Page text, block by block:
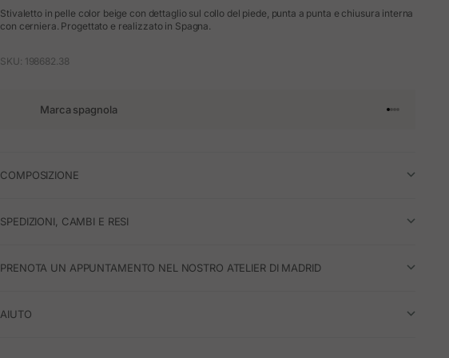
Stivaletto in pelle color beige con dettaglio sul collo del piede, punta a punta e chiusura interna
con cerniera. Progettato e realizzato in Spagna.
SKU: 198682.38
Marca spagnola Vai
Vai
Vai
Vai
COMPOSIZIONE
SPEDIZIONI, CAMBI E RESI
PRENOTA UN APPUNTAMENTO NEL NOSTRO ATELIER DI MADRID
AIUTO